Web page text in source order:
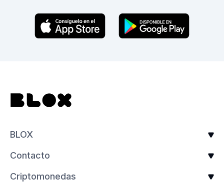
BLOX
Contacto
Criptomonedas